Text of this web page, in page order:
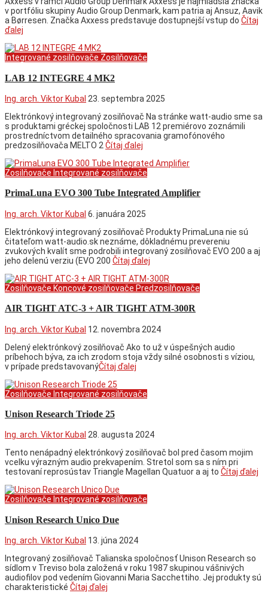
v portfóliu skupiny Audio Group Denmark, kam patria aj Ansuz, Aavik
a Børresen. Značka Axxess predstavuje dostupnejší vstup do Čítaj
ďalej
Integrované zosilňovače Zosilňovače
LAB 12 INTEGRE 4 MK2
Ing. arch. Viktor Kubal 23. septembra 2025
Elektrónkový integrovaný zosilňovač Na stránke watt-audio sme sa
s produktami gréckej spoločnosti LAB 12 premiérovo zoznámili
prostredníctvom detailného spracovania gramofónového
predzosilňovača MELTO 2 Čítaj ďalej
Zosilňovače Integrované zosilňovače
PrimaLuna EVO 300 Tube Integrated Amplifier
Ing. arch. Viktor Kubal 6. januára 2025
Elektrónkový integrovaný zosilňovač Produkty PrimaLuna nie sú
čitateľom watt-audio.sk neznáme, dôkladnému prevereniu
zvukových kvalít sme podrobili integrovaný zosilňovač EVO 200 a aj
jeho delenú verziu (EVO 200 Čítaj ďalej
Zosilňovače Koncové zosilňovače Predzosilňovače
AIR TIGHT ATC-3 + AIR TIGHT ATM-300R
Ing. arch. Viktor Kubal 12. novembra 2024
Delený elektrónkový zosilňovač Ako to už v úspešných audio
príbehoch býva, za ich zrodom stoja vždy silné osobnosti s víziou,
v prípade predstavovanýČítaj ďalej
Zosilňovače Integrované zosilňovače
Unison Research Triode 25
Ing. arch. Viktor Kubal 28. augusta 2024
Tento nenápadný elektrónkový zosilňovač bol pred časom mojim
vcelku výrazným audio prekvapením. Stretol som sa s ním pri
testovaní reprosústav Triangle Magellan Quatuor a aj to Čítaj ďalej
Zosilňovače Integrované zosilňovače
Unison Research Unico Due
Ing. arch. Viktor Kubal 13. júna 2024
Integrovaný zosilňovač Talianska spoločnosť Unison Research so
sídlom v Treviso bola založená v roku 1987 skupinou vášnivých
audiofilov pod vedením Giovanni Maria Sacchettiho. Jej produkty sú
charakteristické Čítaj ďalej